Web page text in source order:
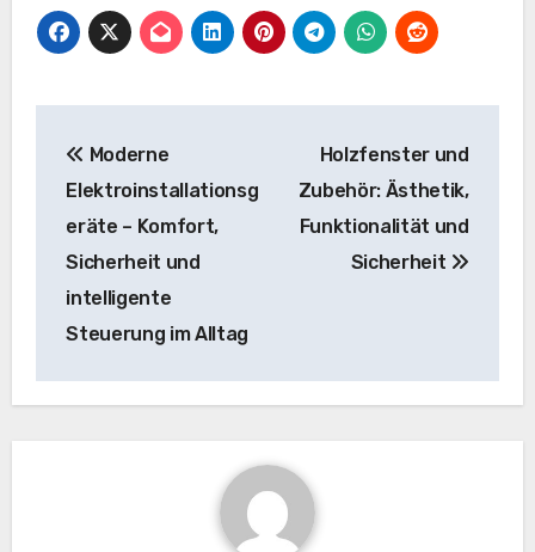
Moderne
Elektroinstallationsg
eräte – Komfort,
Sicherheit und
intelligente
Steuerung im Alltag
Holzfenster und
Zubehör: Ästhetik,
Funktionalität und
Sicherheit